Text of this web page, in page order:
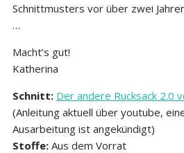
Schnittmusters vor über zwei
…
Macht’s gut!
Katherina
Schnitt: Der andere Rucksack 2.0
(Anleitung aktuell über youtube,
Ausarbeitung ist angekündigt)
Stoffe: Aus dem Vorrat